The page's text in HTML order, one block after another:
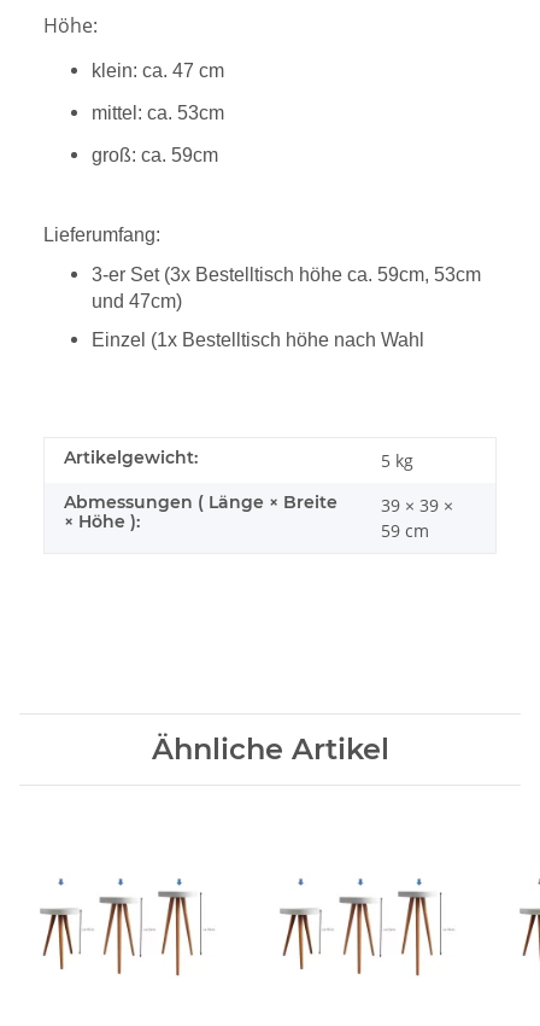
Höhe:
klein: ca. 47 cm
mittel: ca. 53cm
groß: ca. 59cm
Lieferumfang:
3-er Set (3x Bestelltisch höhe ca. 59cm, 53cm
und 47cm)
Einzel (1x Bestelltisch höhe nach Wahl
Artikelgewicht: 5 kg
Abmessungen ( Länge × Breite
× Höhe ):
39 × 39 ×
59 cm
Ähnliche Artikel